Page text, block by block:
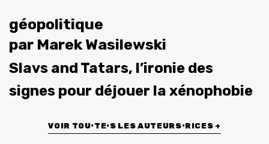
géopolitique
par Marek Wasilewski
Slavs and Tatars, l’ironie des
signes pour déjouer la xénophobie
VOIR TOU•TE•S LES AUTEURS•RICES +